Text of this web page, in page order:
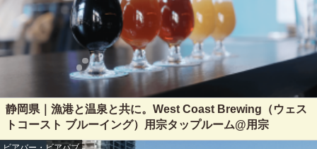
静岡県｜漁港と温泉と共に。West Coast Brewing（ウェス
トコースト ブルーイング）用宗タップルーム@用宗